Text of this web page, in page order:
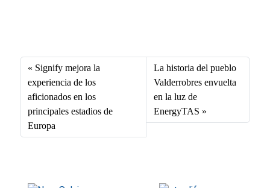
bo
ok
ed
In
pp
Signify mejora la
experiencia de los
aficionados en los
principales estadios de
Europa
La historia del pueblo
Valderrobres envuelta
en la luz de
EnergyTAS